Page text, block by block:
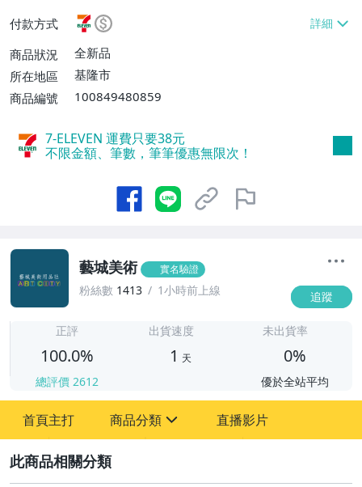
0、消費滿$5000免運費】
付款方式
商品狀況
全新品
所在地區
基隆市
商品編號
100849480859
7-ELEVEN 運費只要38元
不限金額、筆數，筆筆優惠無限次！
藝城美術 實名驗證
粉絲數 1413 1小時前上線 追蹤
正評
100.0%
總評價 2612
出貨速度
1 天
未出貨率
0%
優於全站平均
首頁主打 商品分類
嬰幼兒與孕婦
直播影片